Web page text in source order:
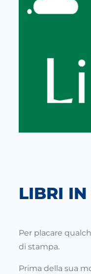
LIBRI IN
Per placare
di stampa.
Prima della sua